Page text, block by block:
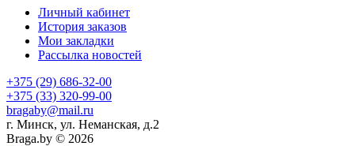
Личный кабинет
История заказов
Мои закладки
Рассылка новостей
+375 (29) 686-32-00
+375 (33) 320-99-00
bragaby@mail.ru
г. Минск, ул. Неманская, д.2
Braga.by © 2026